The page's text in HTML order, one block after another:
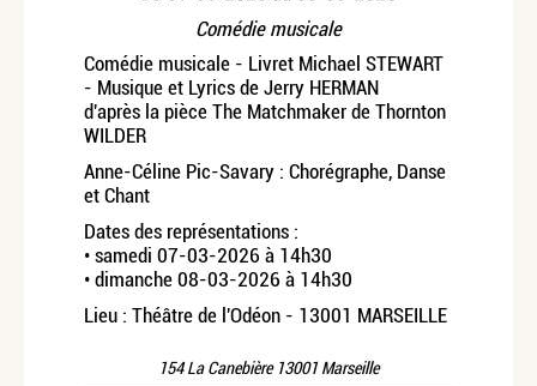
Comédie musicale
Comédie musicale - Livret Michael STEWART
- Musique et Lyrics de Jerry HERMAN
d'après la pièce The Matchmaker de Thornton
WILDER
Anne-Céline Pic-Savary : Chorégraphe, Danse
et Chant
Dates des représentations :
• samedi 07-03-2026 à 14h30
• dimanche 08-03-2026 à 14h30
Lieu : Théâtre de l'Odéon - 13001 MARSEILLE
154 La Canebière 13001 Marseille